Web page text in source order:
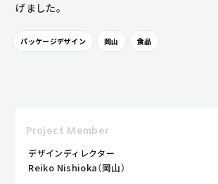
げました。
パッケージデザイン 岡山 食品
Project Member
デザインディレクター
Reiko Nishioka（岡山）